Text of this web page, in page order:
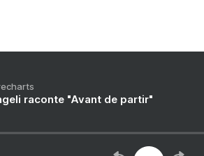
raconte "Avant de partir"